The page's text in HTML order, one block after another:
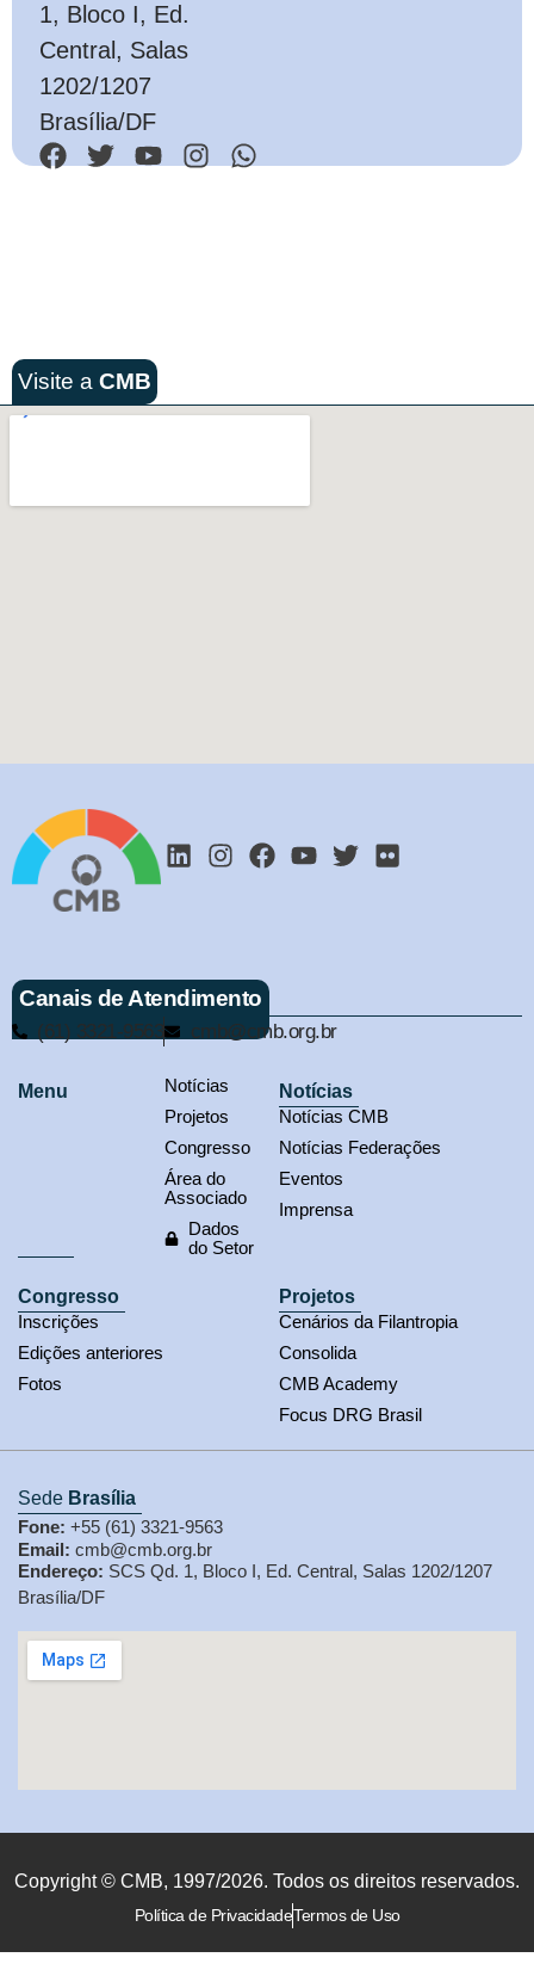
1, Bloco I, Ed.
Central, Salas
1202/1207
Brasília/DF
Visite a CMB
Canais de Atendimento
(61) 3321-9563 cmb@cmb.org.br
Menu
Notícias
Projetos
Congresso
Área do
Associado
Dados
do Setor
Notícias
Notícias CMB
Notícias Federações
Eventos
Imprensa
Congresso
Inscrições
Edições anteriores
Fotos
Projetos
Cenários da Filantropia
Consolida
CMB Academy
Focus DRG Brasil
Sede Brasília
Fone: +55 (61) 3321-9563
Email: cmb@cmb.org.br
Endereço: SCS Qd. 1, Bloco I, Ed. Central, Salas 1202/1207
Brasília/DF
Copyright © CMB, 1997/2026. Todos os direitos reservados.
Política de PrivacidadeTermos de Uso